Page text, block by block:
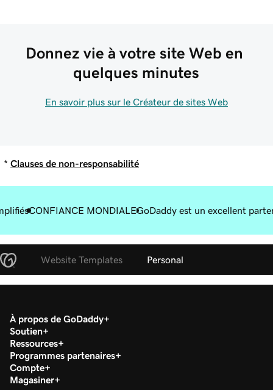
Donnez vie à votre site Web en
quelques minutes
En savoir plus sur le Créateur de sites Web
* Clauses de non-responsabilité
CONFIANCE MONDIALEGoDaddy est un excellent
Website Templates Personal
À propos de GoDaddy
Soutien
Ressources
Programmes partenaires
Compte
Magasiner